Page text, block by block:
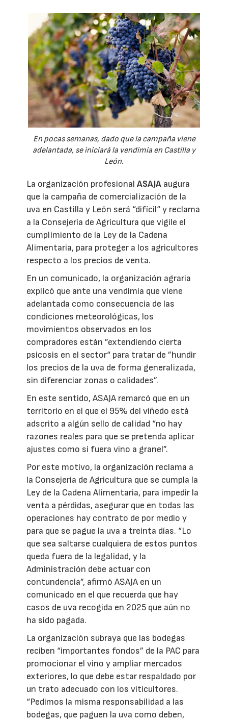
En pocas semanas, dado que la campaña viene
adelantada, se iniciará la vendimia en Castilla y
León.
La organización profesionalASAJA augura
que la campaña de comercialización de la
uva en Castilla y León será “difícil“ y reclama
a la Consejería de Agricultura que vigile el
cumplimiento de la Ley de la Cadena
Alimentaria, para proteger a los agricultores
respecto a los precios de venta.
En un comunicado, la organización agraria
explicó que ante una vendimia que viene
adelantada como consecuencia de las
condiciones meteorológicas, los
movimientos observados en los
compradores están ”extendiendo cierta
psicosis en el sector“ para tratar de ”hundir
los precios de la uva de forma generalizada,
sin diferenciar zonas o calidades”.
En este sentido, ASAJA remarcó que en un
territorio en el que el 95% del viñedo está
adscrito a algún sello de calidad “no hay
razones reales para que se pretenda aplicar
ajustes como si fuera vino a granel”.
Por este motivo, la organización reclama a
la Consejería de Agricultura que se cumpla la
Ley de la Cadena Alimentaria, para impedir la
venta a pérdidas, asegurar que en todas las
operaciones hay contrato de por medio y
para que se pague la uva a treinta días. “Lo
que sea saltarse cualquiera de estos puntos
queda fuera de la legalidad, y la
Administración debe actuar con
contundencia”, afirmó ASAJA en un
comunicado en el que recuerda que hay
casos de uva recogida en 2025 que aún no
ha sido pagada.
La organización subraya que las bodegas
reciben “importantes fondos” de la PAC para
promocionar el vino y ampliar mercados
exteriores, lo que debe estar respaldado por
un trato adecuado con los viticultores.
“Pedimos la misma responsabilidad a las
bodegas, que paguen la uva como deben,